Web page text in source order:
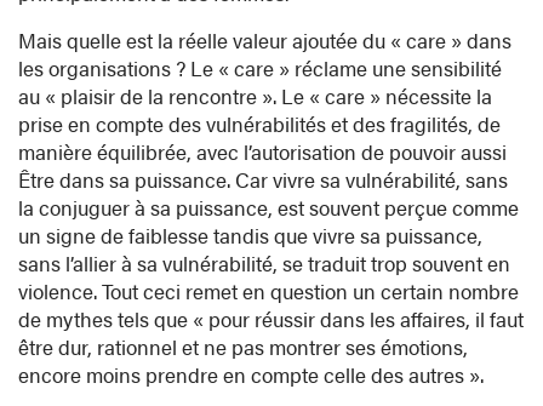
Mais quelle est la réelle valeur ajoutée du « care » dans
les organisations ? Le « care » réclame une sensibilité
au « plaisir de la rencontre ». Le « care » nécessite la
prise en compte des vulnérabilités et des fragilités, de
manière équilibrée, avec l’autorisation de pouvoir aussi
Être dans sa puissance. Car vivre sa vulnérabilité, sans
la conjuguer à sa puissance, est souvent perçue comme
un signe de faiblesse tandis que vivre sa puissance,
sans l’allier à sa vulnérabilité, se traduit trop souvent en
violence. Tout ceci remet en question un certain nombre
de mythes tels que « pour réussir dans les affaires, il faut
être dur, rationnel et ne pas montrer ses émotions,
encore moins prendre en compte celle des autres ».